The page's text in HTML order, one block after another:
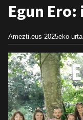
Egun
Amezti.eus 2025eko